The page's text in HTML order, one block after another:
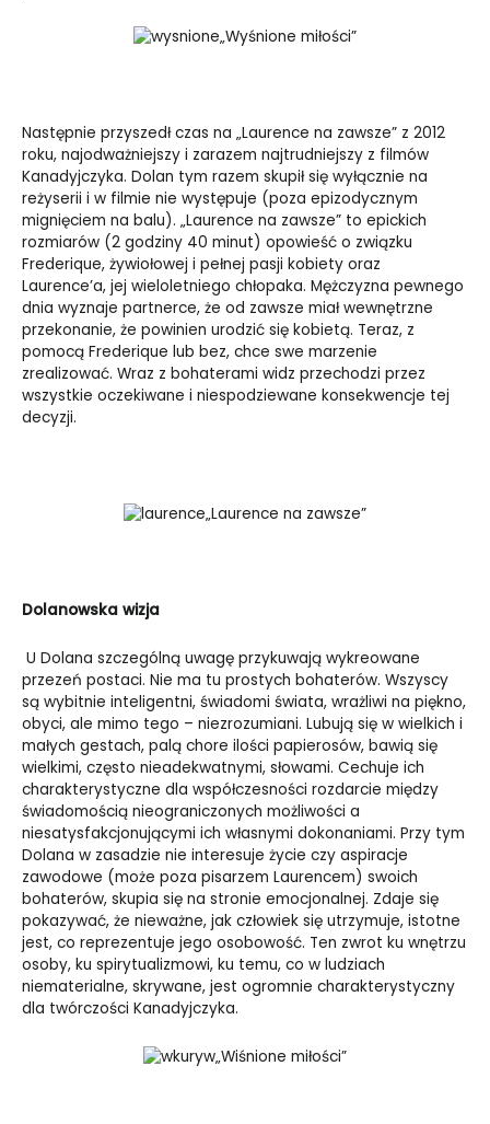
„Wyśnione miłości”
Następnie przyszedł czas na „Laurence na zawsze” z 2012
roku, najodważniejszy i zarazem najtrudniejszy z filmów
Kanadyjczyka. Dolan tym razem skupił się wyłącznie na
reżyserii i w filmie nie występuje (poza epizodycznym
mignięciem na balu). „Laurence na zawsze” to epickich
rozmiarów (2 godziny 40 minut) opowieść o związku
Frederique, żywiołowej i pełnej pasji kobiety oraz
Laurence’a, jej wieloletniego chłopaka. Mężczyzna pewnego
dnia wyznaje partnerce, że od zawsze miał wewnętrzne
przekonanie, że powinien urodzić się kobietą. Teraz, z
pomocą Frederique lub bez, chce swe marzenie
zrealizować. Wraz z bohaterami widz przechodzi przez
wszystkie oczekiwane i niespodziewane konsekwencje tej
decyzji.
„Laurence na zawsze”
Dolanowska wizja
U Dolana szczególną uwagę przykuwają wykreowane
przezeń postaci. Nie ma tu prostych bohaterów. Wszyscy
są wybitnie inteligentni, świadomi świata, wrażliwi na piękno,
obyci, ale mimo tego – niezrozumiani. Lubują się w wielkich i
małych gestach, palą chore ilości papierosów, bawią się
wielkimi, często nieadekwatnymi, słowami. Cechuje ich
charakterystyczne dla współczesności rozdarcie między
świadomością nieograniczonych możliwości a
niesatysfakcjonującymi ich własnymi dokonaniami. Przy tym
Dolana w zasadzie nie interesuje życie czy aspiracje
zawodowe (może poza pisarzem Laurencem) swoich
bohaterów, skupia się na stronie emocjonalnej. Zdaje się
pokazywać, że nieważne, jak człowiek się utrzymuje, istotne
jest, co reprezentuje jego osobowość. Ten zwrot ku wnętrzu
osoby, ku spirytualizmowi, ku temu, co w ludziach
niematerialne, skrywane, jest ogromnie charakterystyczny
dla twórczości Kanadyjczyka.
„Wiśnione miłości”